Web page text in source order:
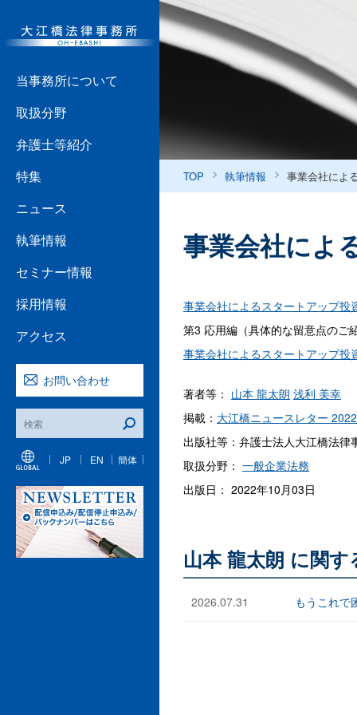
当事務所について
取扱分野
弁護士等紹介
特集
ニュース
執筆情報
セミナー情報
採用情報
アクセス
お問い合わせ
JP EN 簡体
TOP 執筆情報 事業会社によ
事業会社によ
事業会社によるスタートアップ投
第3 応用編（具体的な留意点のご
事業会社によるスタートアップ
著者等： 山本 龍太朗 浅利 美幸
掲載： 大江橋ニュースレター
出版社等：弁護士法人大江橋法律
取扱分野： 一般企業法務
出版日： 2022年10月03日
山本 龍太朗 に関
2026.07.31 もうこれ